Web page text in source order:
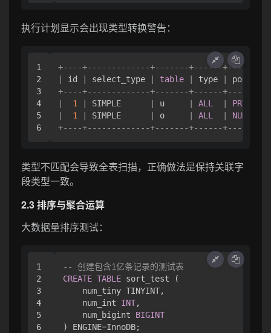
执行计划显示会出现类型转换警告：
1
2
3
4
5
+----+-------------+-------+------
id select_type table type
+----+-------------+-------+------
1 SIMPLE u ALL
PRIMARY
1 SIMPLE o ALL
NULL
+----+-------------+-------+------
类型不匹配会导致全表扫描，正确做法是保持关联字
段类型一致。
2.3 排序与聚合运算
大数据量排序测试：
1
2
3
4
5
6
-- 创建包含1亿条记录的测试表
CREATE TABLE sort_test (
    num_tiny TINYINT,
    num_int
INT,
    num_bigint
BIGINT
) ENGINE=InnoDB;